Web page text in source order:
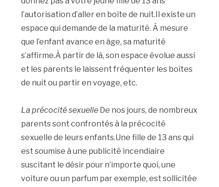
l’autorisation d’aller en boîte de nuit.Il existe un
espace qui demande de la maturité. À mesure
que l’enfant avance en âge, sa maturité
s’affirme.À partir de là, son espace évolue aussi
et les parents le laissent fréquenter les boîtes
de nuit ou partir en voyage, etc.
La précocité sexuelle De nos jours, de nombreux
parents sont confrontés à la précocité
sexuelle de leurs enfants.Une fille de 13 ans qui
est soumise à une publicité incendiaire
suscitant le désir pour n’importe quoi, une
voiture ou un parfum par exemple, est sollicitée